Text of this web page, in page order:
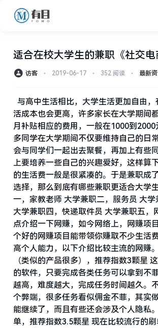
适合在校大学生的兼职《社交电
访客 ⋅ 2019-06-17 ⋅ 352 阅读 ⋅ 最新
与高中生活相比，大学生活更加自由，
活成本也会更高，许多家长在大学期间
月补贴相应的费用，一般在1000到
多同学在大学期间不仅要维持自己的日
会与同学们一起出去聚餐，再加上有些
上要培养一些自己的兴趣爱好，这样算
的生活费一般是很紧凑的。于是兼职成
选择，那么到底有哪些兼职更适合大学
一，家教老师 大学兼职二，服务员 大
大学兼职四，快递取件员 大学兼职五，
点介绍一下网赚，如今网络上，网赚项
个好的网赚项目能带领你赚取不少生活
高个人能力，以下介绍比较主流的网赚
（类似的产品很多），推荐指数3颗星
的软件，只要完成各类任务可以拿到不
越高，难度越大，完成任务时间越久。
个弊端，很多任务看似佣金不菲，其实
能继续了，而且有些还会涉及个人隐私
单，推荐指数3.5颗星 现在比较流行的